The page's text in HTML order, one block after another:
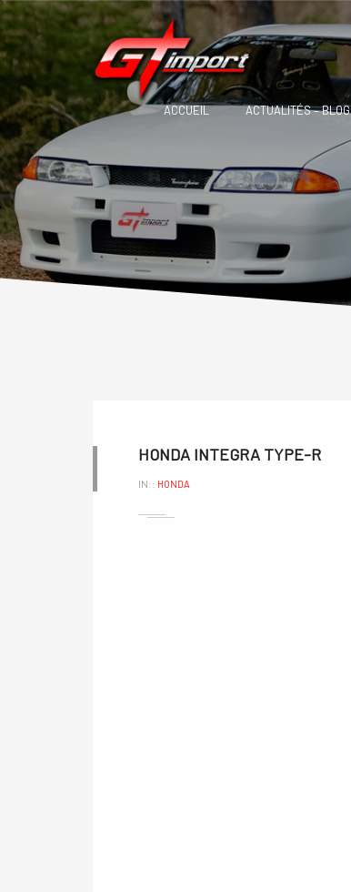
ACCUEIL ACTUALITÉS – BLOG
HONDA INTEGRA TYPE-R
IN:: HONDA